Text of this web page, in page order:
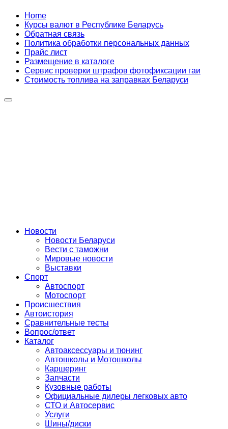
Skip
content
Home
Курсы валют в Республике Беларусь
Обратная связь
Политика обработки персональных данных
Прайс лист
Размещение в каталоге
Сервис проверки штрафов фотофиксации гаи
Стоимость топлива на заправках Беларуси
Сайт про автомобили
Новости
Новости Беларуси
Вести с таможни
Мировые новости
Выставки
Спорт
Автоспорт
Мотоспорт
Происшествия
Автоистория
Сравнительные тесты
Вопрос/ответ
Каталог
Автоакcессуары и тюнинг
Автошколы и Мотошколы
Каршеринг
Запчасти
Кузовные работы
Официальные дилеры легковых авто
СТО и Автосервис
Услуги
Шины/диски